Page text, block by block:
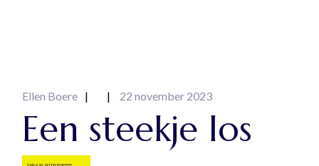
Ellen Boere 22 november 2023
Een steekje los